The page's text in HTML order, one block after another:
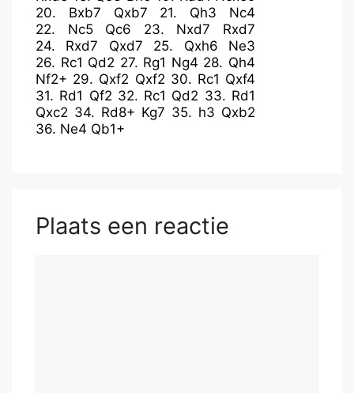
20. Bxb7 Qxb7 21. Qh3
Nc4
22. Nc5 Qc6 23. Nxd7
Rxd7
24. Rxd7 Qxd7 25. Qxh6
Ne3
26. Rc1 Qd2 27. Rg1 Ng4 28. Qh4
Nf2+ 29. Qxf2 Qxf2 30. Rc1 Qxf4
31. Rd1 Qf2 32. Rc1 Qd2 33. Rd1
Qxc2 34. Rd8+ Kg7 35. h3 Qxb2
36. Ne4 Qb1+
Plaats een reactie